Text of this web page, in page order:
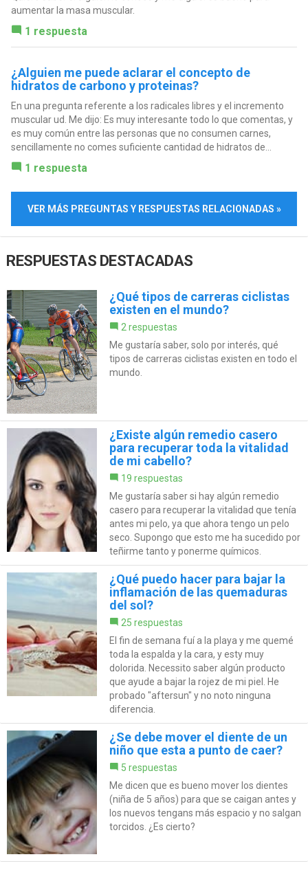
aumentar la masa muscular.
1 respuesta
¿Alguien me puede aclarar el concepto de
hidratos de carbono y proteinas?
En una pregunta referente a los radicales libres y el incremento
muscular ud. Me dijo: Es muy interesante todo lo que comentas, y
es muy común entre las personas que no consumen carnes,
sencillamente no comes suficiente cantidad de hidratos de...
1 respuesta
VER MÁS PREGUNTAS Y RESPUESTAS RELACIONADAS »
RESPUESTAS DESTACADAS
¿Qué tipos de carreras ciclistas
existen en el mundo?
2 respuestas
Me gustaría saber, solo por interés, qué
tipos de carreras ciclistas existen en todo el
mundo.
¿Existe algún remedio casero
para recuperar toda la vitalidad
de mi cabello?
19 respuestas
Me gustaría saber si hay algún remedio
casero para recuperar la vitalidad que tenía
antes mi pelo, ya que ahora tengo un pelo
seco. Supongo que esto me ha sucedido por
teñirme tanto y ponerme químicos.
¿Qué puedo hacer para bajar la
inflamación de las quemaduras
del sol?
25 respuestas
El fin de semana fuí a la playa y me quemé
toda la espalda y la cara, y esty muy
dolorida. Necessito saber algún producto
que ayude a bajar la rojez de mi piel. He
probado "aftersun" y no noto ninguna
diferencia.
¿Se debe mover el diente de un
niño que esta a punto de caer?
5 respuestas
Me dicen que es bueno mover los dientes
(niña de 5 años) para que se caigan antes y
los nuevos tengans más espacio y no salgan
torcidos. ¿Es cierto?